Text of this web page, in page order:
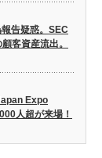
告疑惑。SEC
客資産流出。
Expo
人超が来場！